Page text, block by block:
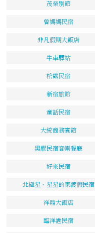
茂榮別館
曾媽媽民宿
非凡假期大飯店
牛車驛站
松露民宿
新宿旅館
童話民宿
大統商務賓館
黑膠民宿音樂餐廳
好來民宿
北極星．星星的家渡假民宿
祥鼎大飯店
臨洋港民宿